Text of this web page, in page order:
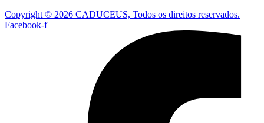
Copyright © 2026 CADUCEUS, Todos os direitos reservados.
Facebook-f